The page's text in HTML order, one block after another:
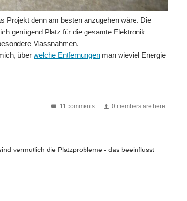
Projekt denn am besten anzugehen wäre. Die
genügend Platz für die gesamte Elektronik
Massnahmen.
über welche Entfernungen man wieviel Energie
11 comments 0 members are here
vermutlich die Platzprobleme - das beeinflusst